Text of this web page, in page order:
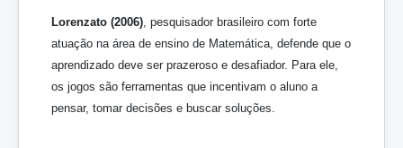
Lorenzato (2006) , pesquisador brasileiro com forte
atuação na área de ensino de Matemática, defende que o
aprendizado deve ser prazeroso e desafiador. Para ele,
os jogos são ferramentas que incentivam o aluno a
pensar, tomar decisões e buscar soluções.